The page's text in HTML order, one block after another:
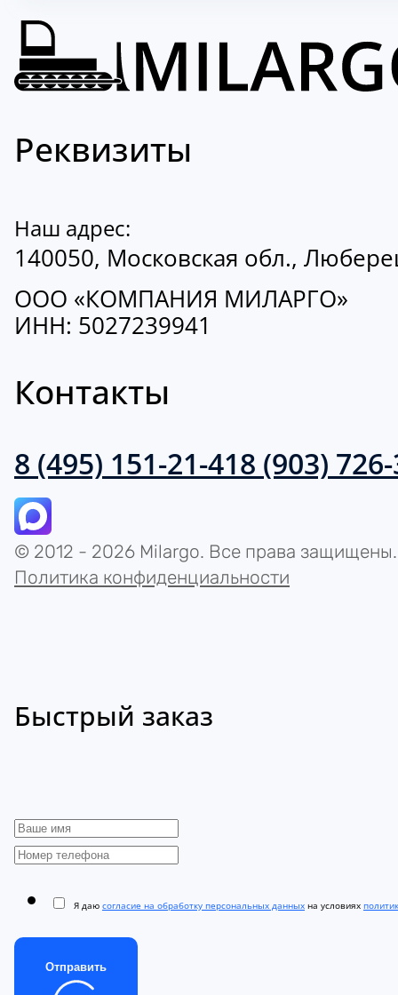
Реквизиты
Наш адрес:
140050, Московская обл.,
ООО «КОМПАНИЯ МИЛАРГО»
ИНН: 5027239941
Контакты
8 (495) 151-21-418 (903)
© 2012 - 2026 Milargo. Все права защищены.
Политика конфиденциальности
Быстрый заказ
Я даю согласие на обработку персональных данных на условиях
Отправить